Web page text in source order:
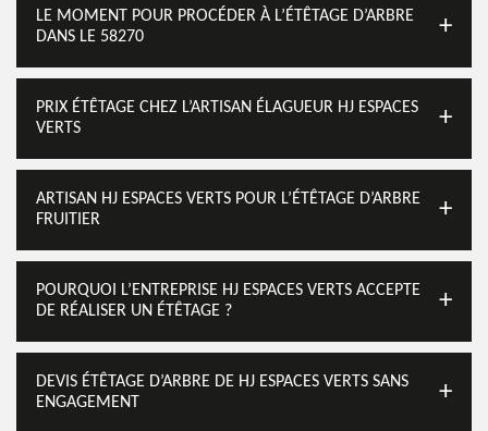
LE MOMENT POUR PROCÉDER À L’ÉTÊTAGE D’ARBRE
DANS LE 58270
PRIX ÉTÊTAGE CHEZ L’ARTISAN ÉLAGUEUR HJ ESPACES
VERTS
ARTISAN HJ ESPACES VERTS POUR L’ÉTÊTAGE D’ARBRE
FRUITIER
POURQUOI L’ENTREPRISE HJ ESPACES VERTS ACCEPTE
DE RÉALISER UN ÉTÊTAGE ?
DEVIS ÉTÊTAGE D’ARBRE DE HJ ESPACES VERTS SANS
ENGAGEMENT